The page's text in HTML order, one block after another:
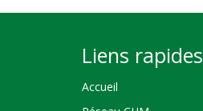
Liens rapides
Accueil